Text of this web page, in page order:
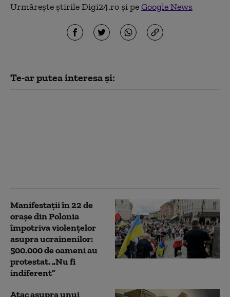
Urmărește știrile Digi24.ro și peGoogle News
Te-ar putea interesa și:
Manifestații în 22 de
orașe din Polonia
împotriva violențelor
asupra ucrainenilor:
500.000 de oameni au
protestat. „Nu fi
indiferent”
Atac asupra unui